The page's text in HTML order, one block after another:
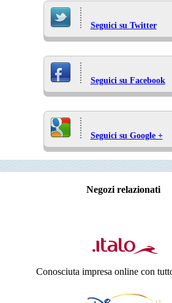
Seguici su Twitter
Seguici su Facebook
Seguici su Google +
Negozi relazionati
Conosciuta impresa online con